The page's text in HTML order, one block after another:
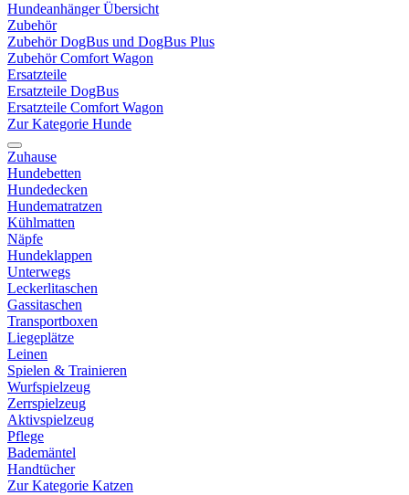
Hundeanhänger Übersicht
Zubehör
Zubehör DogBus und DogBus Plus
Zubehör Comfort Wagon
Ersatzteile
Ersatzteile DogBus
Ersatzteile Comfort Wagon
Zur Kategorie Hunde
Zuhause
Hundebetten
Hundedecken
Hundematratzen
Kühlmatten
Näpfe
Hundeklappen
Unterwegs
Leckerlitaschen
Gassitaschen
Transportboxen
Liegeplätze
Leinen
Spielen & Trainieren
Wurfspielzeug
Zerrspielzeug
Aktivspielzeug
Pflege
Bademäntel
Handtücher
Zur Kategorie Katzen